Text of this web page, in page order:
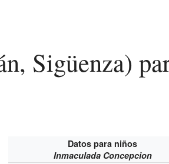
Datos para niños
Inmaculada Concepcion